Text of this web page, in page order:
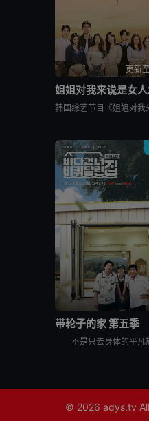
更新
姐姐对我来说是女
带轮子的家 第五季
© 2026 adys.tv